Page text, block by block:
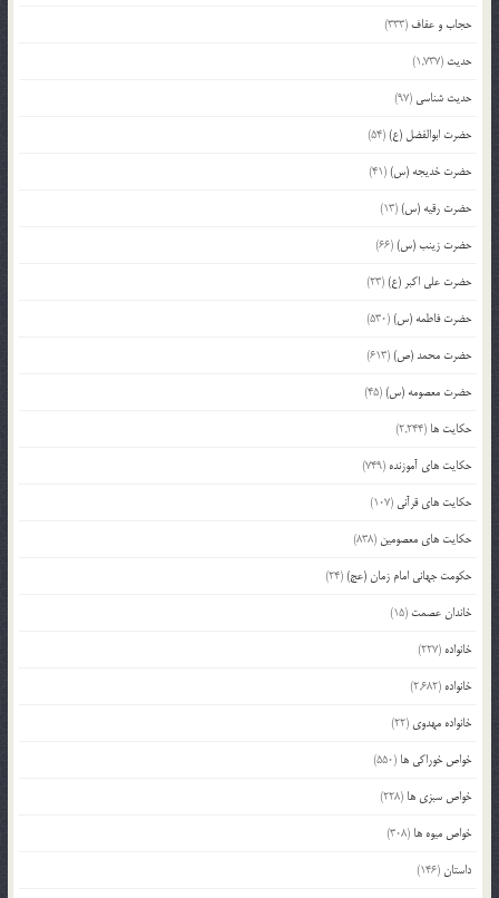
حجاب و عفاف (333)
حدیث (1,737)
حدیث شناسی (97)
حضرت ابوالفضل (ع)(54)
حضرت خدیجه (س)(41)
حضرت رقیه (س)(13)
حضرت زینب (س)(66)
حضرت علی اکبر (ع)(23)
حضرت فاطمه (س)(530)
حضرت محمد (ص)(613)
حضرت معصومه (س)(45)
حکایت ها (2,244)
حکایت های آموزنده (749)
حکایت های قرآنی (107)
حکایت های معصومین (838)
حکومت جهانی امام زمان (عج)(24)
خاندان عصمت (15)
خانواده (227)
خانواده (2,682)
خانواده مهدوی (22)
خواص خوراکی ها (550)
خواص سبزی ها (228)
خواص میوه ها (308)
داستان (146)